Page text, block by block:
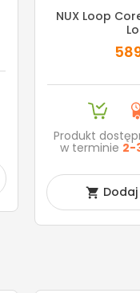
NUX Loop
Produkt
w terminie 2-
